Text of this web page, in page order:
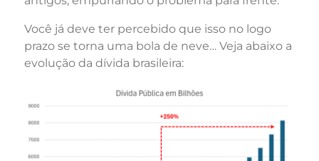
Você já deve ter percebido que isso no logo
prazo se torna uma bola de neve… Veja abaixo a
evolução da dívida brasileira: